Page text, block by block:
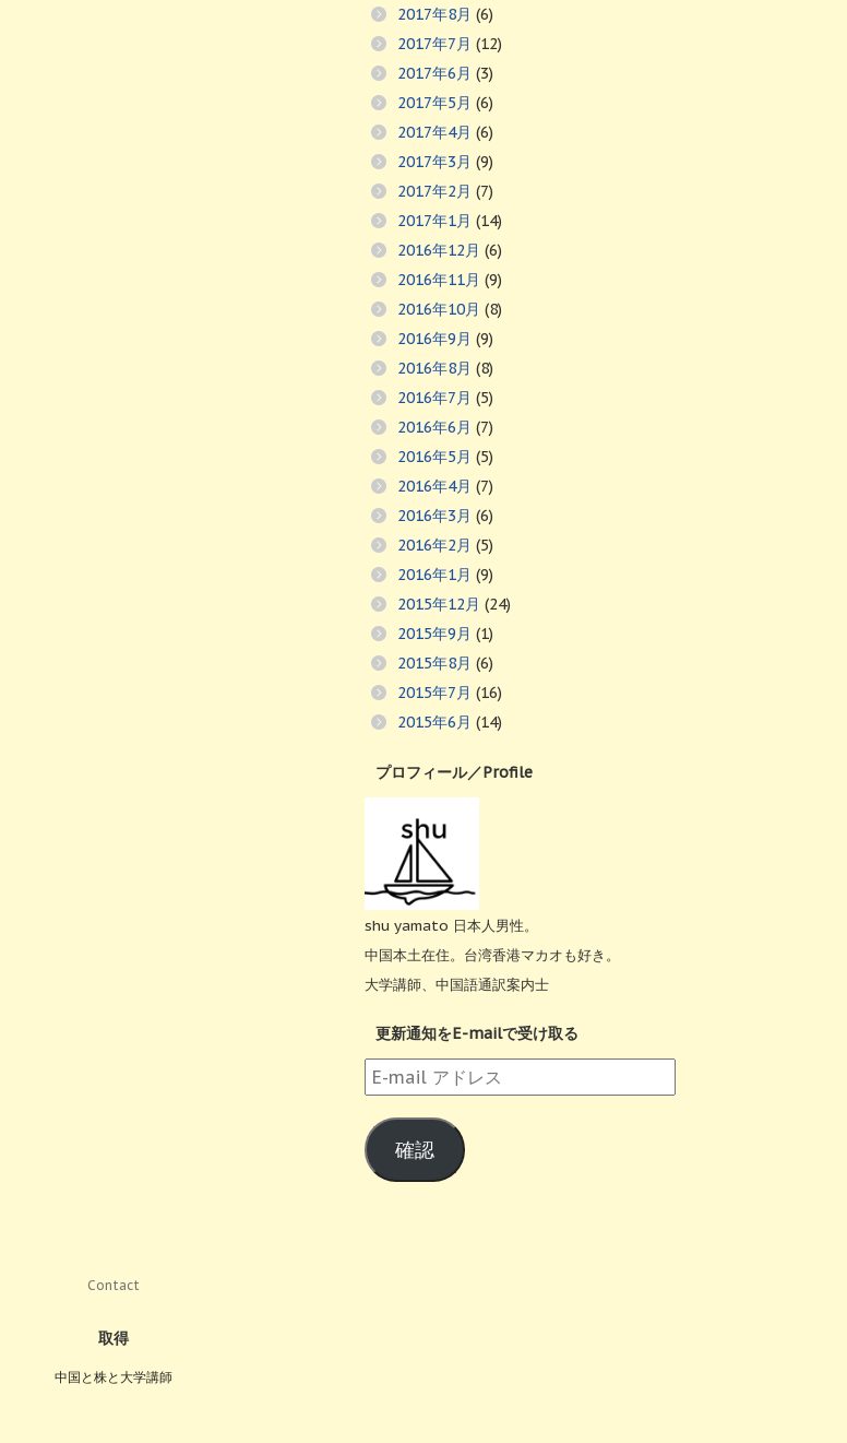
2017年8月 (6)
2017年7月 (12)
2017年6月 (3)
2017年5月 (6)
2017年4月 (6)
2017年3月 (9)
2017年2月 (7)
2017年1月 (14)
2016年12月 (6)
2016年11月 (9)
2016年10月 (8)
2016年9月 (9)
2016年8月 (8)
2016年7月 (5)
2016年6月 (7)
2016年5月 (5)
2016年4月 (7)
2016年3月 (6)
2016年2月 (5)
2016年1月 (9)
2015年12月 (24)
2015年9月 (1)
2015年8月 (6)
2015年7月 (16)
2015年6月 (14)
プロフィール／Profile
shu yamato 日本人男性。
中国本土在住。台湾香港マカオも好き。
大学講師、中国語通訳案内士
更新通知をE-mailで受け取る
E-
mail
ア
ド
確認
Contact
取得
中国と株と大学講師